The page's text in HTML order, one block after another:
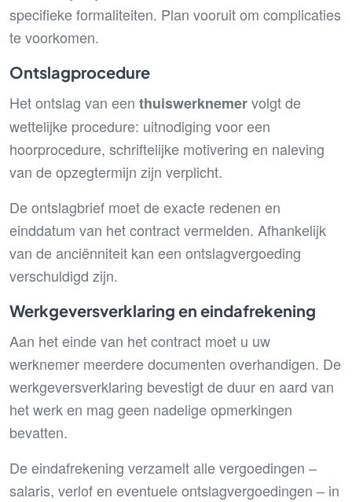
specifieke formaliteiten. Plan vooruit om complicaties
te voorkomen.
Ontslagprocedure
Het ontslag van een thuiswerknemervolgt de
wettelijke procedure: uitnodiging voor een
hoorprocedure, schriftelijke motivering en naleving
van de opzegtermijn zijn verplicht.
De ontslagbrief moet de exacte redenen en
einddatum van het contract vermelden. Afhankelijk
van de anciënniteit kan een ontslagvergoeding
verschuldigd zijn.
Werkgeversverklaring en eindafrekening
Aan het einde van het contract moet u uw
werknemer meerdere documenten overhandigen. De
werkgeversverklaring bevestigt de duur en aard van
het werk en mag geen nadelige opmerkingen
bevatten.
De eindafrekening verzamelt alle vergoedingen –
salaris, verlof en eventuele ontslagvergoedingen – in